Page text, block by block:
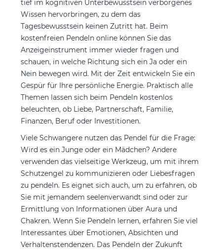
tief im kognitiven Unterbewusstsein verborgenes
Wissen hervorbringen, zu dem das
Tagesbewusstsein keinen Zutritt hat. Beim
kostenfreien Pendeln online können Sie das
Anzeigeinstrument immer wieder fragen und
schauen, in welche Richtung sich ein Ja oder ein
Nein bewegen wird. Mit der Zeit entwickeln Sie ein
Gespür für Ihre persönliche Energie. Praktisch alle
Themen lassen sich beim Pendeln kostenlos
beleuchten, ob Liebe, Partnerschaft, Familie,
Finanzen, Beruf oder Investitionen.
Viele Schwangere nutzen das Pendel für die Frage:
Wird es ein Junge oder ein Mädchen? Andere
verwenden das vielseitige Werkzeug, um mit ihrem
Schutzengel zu kommunizieren oder Liebesfragen
zu pendeln. Es eignet sich auch, um zu erfahren, ob
Sie mit jemandem seelenverwandt sind oder zur
Ermittlung von Informationen über Aura und
Chakren. Wenn Sie Pendeln lernen, erfahren Sie viel
Interessantes über Emotionen, Absichten und
Verhaltenstendenzen. Das Pendeln der Zukunft